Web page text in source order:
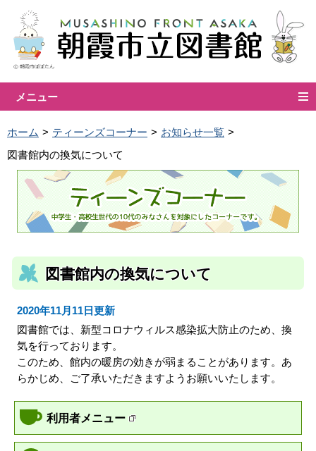
メニュー
ホーム ティーンズコーナー
お知らせ一覧
図書館内の換気について
利用者メニュー
図書館内の換気について
2020年11月11日更新
図書館では、新型コロナウィルス感染拡大防止のため、換
気を行っております。
このため、館内の暖房の効きが弱まることがあります。あ
らかじめ、ご了承いただきますようお願いいたします。